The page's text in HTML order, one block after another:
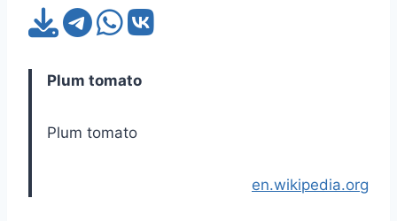
Plum tomato
Plum tomato
en.wikipedia.org